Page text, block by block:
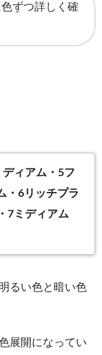
ずつ詳しく確
ィアム・5フ
・6リッチプラ
7ミディアム
るい色と暗い色
展開になってい